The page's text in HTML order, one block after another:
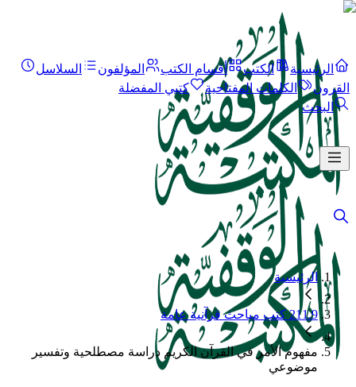
الرئيسية الكتب أقسام الكتب المؤلفون
السلاسل
القرون
الكلمات المفتاحية
كتبي المفضلة
البحث
الرئيسية
211.9 كتب مباحث قرآنية عامة
مفهوم الأمر في القرآن الكريم دراسة مصطلحية وتفسير
موضوعي